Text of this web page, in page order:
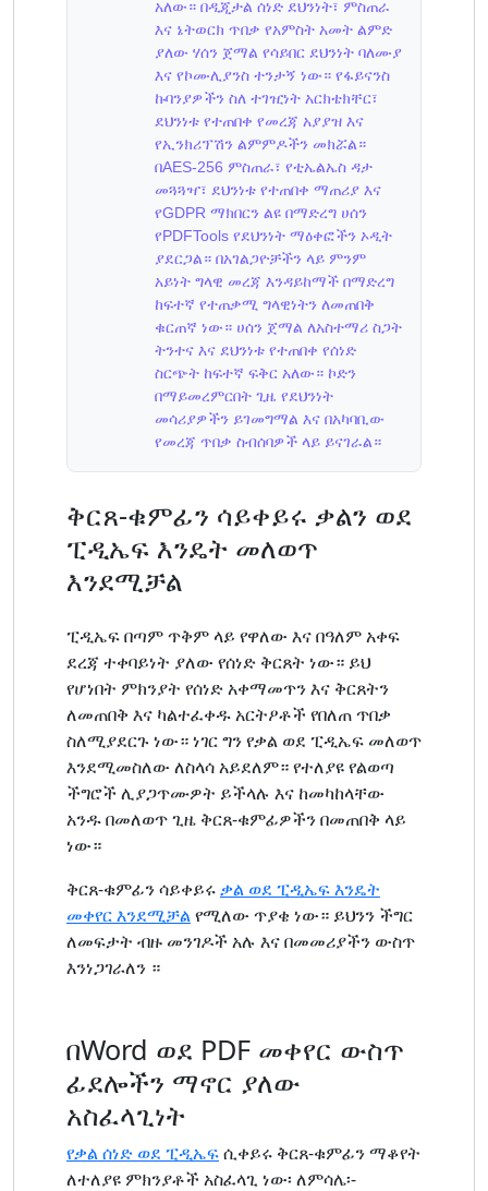
አለው። በዲጂታል ሰነድ ደህንነት፣ ምስጠራ
እና ኔትወርክ ጥበቃ የአምስት አመት ልምድ
ያለው ሃሰን ጀማል የሳይበር ደህንነት ባለሙያ
እና የኮሙሊያንስ ተንታኝ ነው። የፋይናንስ
ኩባንያዎችን ስለ ተገዢነት አርክቴክቸር፣
ደህንነቱ የተጠበቀ የመረጃ አያያዝ እና
የኢንክሪፕሽን ልምምዶችን መክሯል።
በAES-256 ምስጠራ፣ የቲኤልኤስ ዳታ
መጓጓዣ፣ ደህንነቱ የተጠበቀ ማጠሪያ እና
የGDPR ማክበርን ልዩ በማድረግ ሀሰን
የPDFTools የደህንነት ማዕቀፎችን ኦዲት
ያደርጋል። በአገልጋዮቻችን ላይ ምንም
አይነት ግላዊ መረጃ እንዳይከማች በማድረግ
ከፍተኛ የተጠቃሚ ግላዊነትን ለመጠበቅ
ቁርጠኛ ነው። ሀሰን ጀማል ለአስተማሪ ስጋት
ትንተና እና ደህንነቱ የተጠበቀ የሰነድ
ስርጭት ከፍተኛ ፍቅር አለው። ኮድን
በማይመረምርበት ጊዜ የደህንነት
መሳሪያዎችን ይገመግማል እና በአካባቢው
የመረጃ ጥበቃ ስብሰባዎች ላይ ይናገራል።
ቅርጸ-ቁምፊን ሳይቀይሩ ቃልን ወደ
ፒዲኤፍ እንዴት መለወጥ
እንደሚቻል
ፒዲኤፍ በጣም ጥቅም ላይ የዋለው እና በዓለም አቀፍ
ደረጃ ተቀባይነት ያለው የሰነድ ቅርጸት ነው። ይህ
የሆነበት ምክንያት የሰነድ አቀማመጥን እና ቅርጸትን
ለመጠበቅ እና ካልተፈቀዱ አርትዖቶች የበለጠ ጥበቃ
ስለሚያደርጉ ነው። ነገር ግን የቃል ወደ ፒዲኤፍ መለወጥ
እንደሚመስለው ለስላሳ አይደለም። የተለያዩ የልወጣ
ችግሮች ሊያጋጥሙዎት ይችላሉ እና ከመካከላቸው
አንዱ በመለወጥ ጊዜ ቅርጸ-ቁምፊዎችን በመጠበቅ ላይ
ነው።
ቅርጸ-ቁምፊን ሳይቀይሩቃል ወደ ፒዲኤፍ እንዴት
መቀየር እንደሚቻልየሚለው ጥያቄ ነው። ይህንን ችግር
ለመፍታት ብዙ መንገዶች አሉ እና በመመሪያችን ውስጥ
እንነጋገራለን ።
በWord ወደ PDF መቀየር ውስጥ
ፊደሎችን ማኖር ያለው
አስፈላጊነት
የቃል ሰነድ ወደ ፒዲኤፍሲቀይሩ ቅርጸ-ቁምፊን ማቆየት
ለተለያዩ ምክንያቶች አስፈላጊ ነው፡ ለምሳሌ፡-